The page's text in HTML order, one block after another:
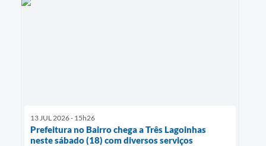
13 JUL 2026 - 15h26
Prefeitura no Bairro chega a Três Lagoinhas
neste sábado (18) com diversos serviços